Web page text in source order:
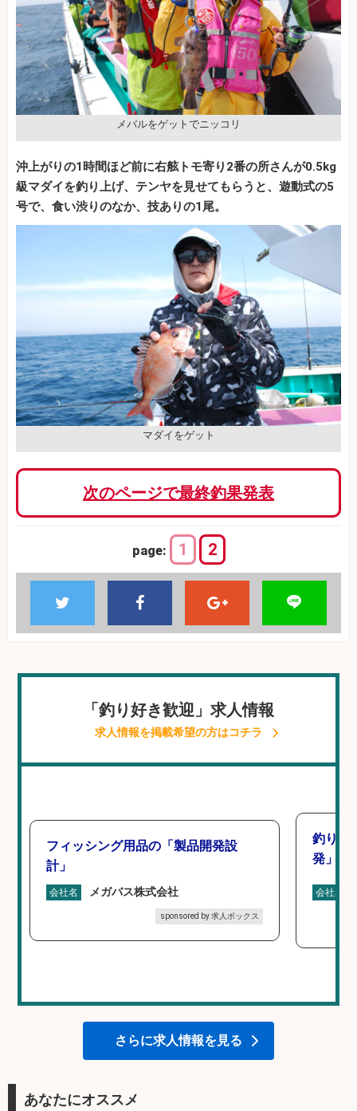
メバルをゲットでニッコリ
沖上がりの1時間ほど前に右舷トモ寄り2番の所さんが0.5kg
級マダイを釣り上げ、テンヤを見せてもらうと、遊動式の5
号で、食い渋りのなか、技ありの1尾。
マダイをゲット
次のページで最終釣果発表
page: 1 2
「釣り好き歓迎」求人情報
求人情報を掲載希望の方はコチラ
フィッシング用品の「製品開発設
計」
会社名 メガバス株式会社
sponsored by 求人ボックス
釣り好
発」/
会社名
さらに求人情報を見る
あなたにオススメ